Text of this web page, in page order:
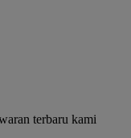
terbaru kami